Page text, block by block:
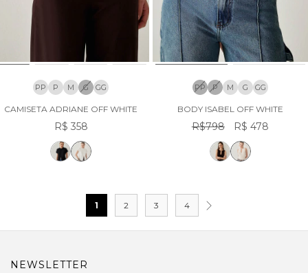
PP P M G GG
CAMISETA ADRIANE OFF WHITE
R$ 358
PP P M G GG
BODY ISABEL OFF WHITE
R$798 R$ 478
1 2 3 4
NEWSLETTER